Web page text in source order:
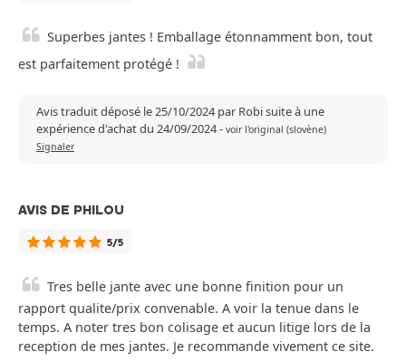
Superbes jantes ! Emballage étonnamment bon, tout
est parfaitement protégé !
Avis traduit déposé le 25/10/2024 par Robi suite à une
expérience d'achat du 24/09/2024- voir l'original (slovène)
Signaler
AVIS DE PHILOU
5/5
Tres belle jante avec une bonne finition pour un
rapport qualite/prix convenable. A voir la tenue dans le
temps. A noter tres bon colisage et aucun litige lors de la
reception de mes jantes. Je recommande vivement ce site.